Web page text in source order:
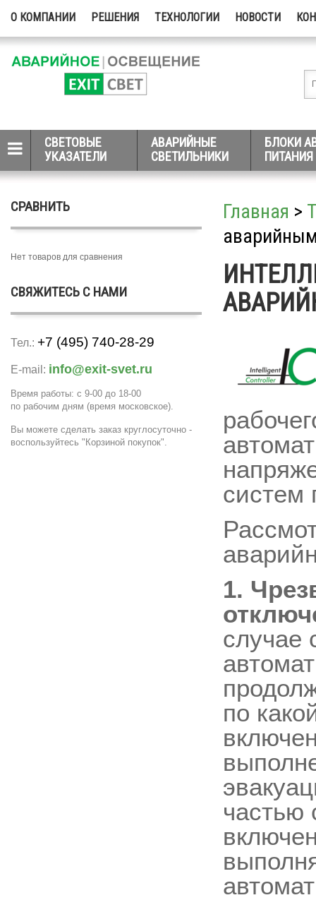
О КОМПАНИИ РЕШЕНИЯ ТЕХНОЛОГИИ НОВОСТИ
СВЕТОВЫЕ
УКАЗАТЕЛИ
АВАРИЙНЫЕ
СВЕТИЛЬНИКИ
БЛОКИ
ПИТАНИЯ
СРАВНИТЬ
Нет товаров для сравнения
СВЯЖИТЕСЬ С НАМИ
Тел.: +7 (495) 740-28-29
E-mail: info@exit-svet.ru
Время работы: с 9-00 до 18-00
по рабочим дням (время московское).
Вы можете сделать заказ круглосуточно -
воспользуйтесь "Корзиной покупок".
Главная >
систем
1.
случае
по
частью